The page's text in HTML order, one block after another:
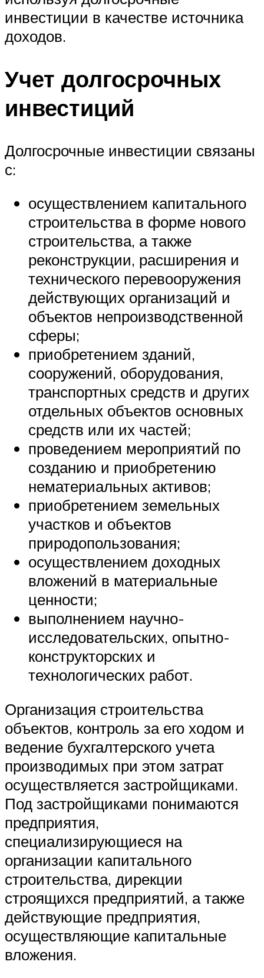
инвестиции в качестве источника
доходов.
Учет долгосрочных
инвестиций
Долгосрочные инвестиции связаны
с:
осуществлением капитального
строительства в форме нового
строительства, а также
реконструкции, расширения и
технического перевооружения
действующих организаций и
объектов непроизводственной
сферы;
приобретением зданий,
сооружений, оборудования,
транспортных средств и других
отдельных объектов основных
средств или их частей;
проведением мероприятий по
созданию и приобретению
нематериальных активов;
приобретением земельных
участков и объектов
природопользования;
осуществлением доходных
вложений в материальные
ценности;
выполнением научно-
исследовательских, опытно-
конструкторских и
технологических работ.
Организация строительства
объектов, контроль за его ходом и
ведение бухгалтерского учета
производимых при этом затрат
осуществляется застройщиками.
Под застройщиками понимаются
предприятия,
специализирующиеся на
организации капитального
строительства, дирекции
строящихся предприятий, а также
действующие предприятия,
осуществляющие капитальные
вложения.